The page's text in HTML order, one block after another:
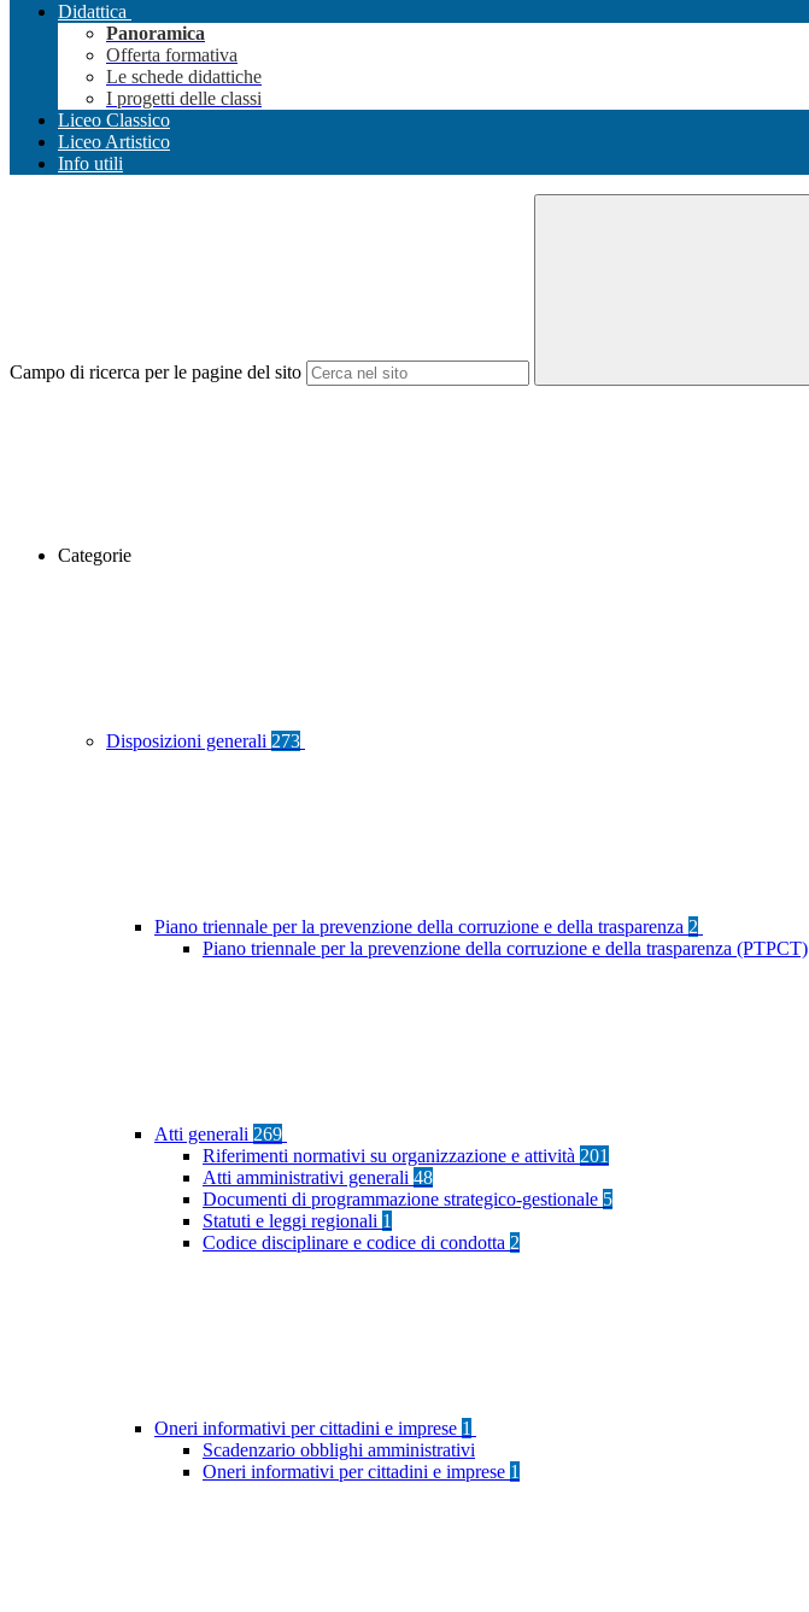
Didattica
Panoramica
Offerta formativa
Le schede didattiche
I progetti delle classi
Liceo Classico
Liceo Artistico
Info utili
Campo di ricerca per le pagine del sito
Categorie
Disposizioni generali 273
Piano triennale per la prevenzione della corruzione e della trasparenza 2
Piano triennale per la prevenzione della corruzione e della trasparenza (PTPCT)
Atti generali 269
Riferimenti normativi su organizzazione e attività 201
Atti amministrativi generali 48
Documenti di programmazione strategico-gestionale 5
Statuti e leggi regionali 1
Codice disciplinare e codice di condotta 2
Oneri informativi per cittadini e imprese 1
Scadenzario obblighi amministrativi
Oneri informativi per cittadini e imprese 1